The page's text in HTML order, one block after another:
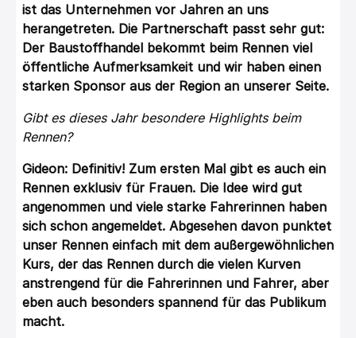
ist das Unternehmen vor Jahren an uns
herangetreten. Die Partnerschaft passt sehr gut:
Der Baustoffhandel bekommt beim Rennen viel
öffentliche Aufmerksamkeit und wir haben einen
starken Sponsor aus der Region an unserer Seite.
Gibt es dieses Jahr besondere Highlights beim
Rennen?
Gideon: Definitiv! Zum ersten Mal gibt es auch ein
Rennen exklusiv für Frauen. Die Idee wird gut
angenommen und viele starke Fahrerinnen haben
sich schon angemeldet. Abgesehen davon punktet
unser Rennen einfach mit dem außergewöhnlichen
Kurs, der das Rennen durch die vielen Kurven
anstrengend für die Fahrerinnen und Fahrer, aber
eben auch besonders spannend für das Publikum
macht.